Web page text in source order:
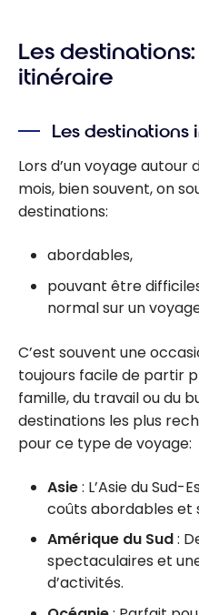
Les
itinéraire
Les destinations
Lors d’un voyage autour
mois, bien souvent, on
destinations:
abordables,
pouvant être
normal sur un
C’est souvent une
toujours facile de partir
famille, du travail ou du
destinations les plus
pour ce type de voyage:
Asie: L’Asie du Sud-
coûts abordables et
Amérique du Sud:
spectaculaires et
d’activités.